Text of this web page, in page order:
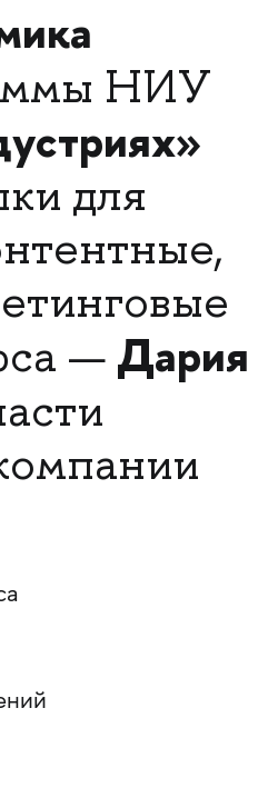
НИУ
для
— Дария